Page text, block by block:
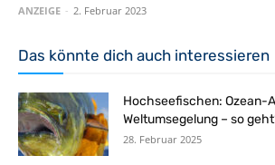
ANZEIGE - 2. Februar 2023
Das könnte dich auch interessieren
Hochseefischen: Ozean-
Weltumsegelung – so
28. Februar 2025